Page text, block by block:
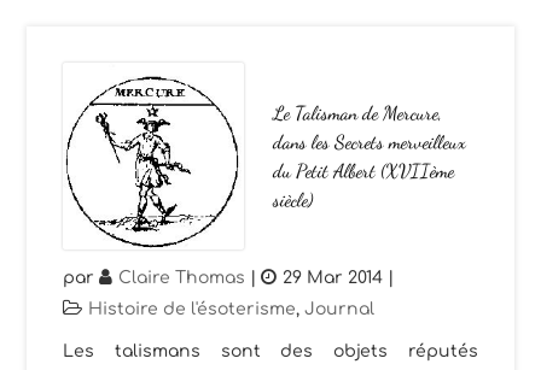
Le Talisman de Mercure,
dans les Secrets merveilleux
du Petit Albert (XVIIème
siècle)
par Claire Thomas | 29 Mar 2014
Histoire de l'ésoterisme,Journal
Les talismans sont des objets réputés